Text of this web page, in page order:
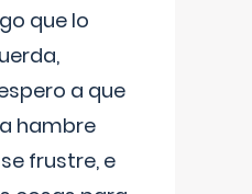
que lo
a que
hambre
frustre, e